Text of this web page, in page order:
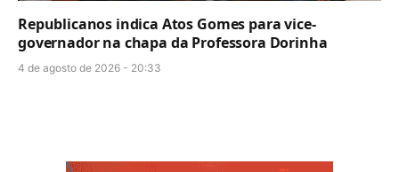
Republicanos indica Atos Gomes para vice-
governador na chapa da Professora Dorinha
4 de agosto de 2026 - 20:33